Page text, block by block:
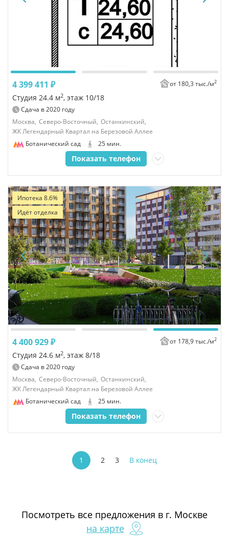
4 399 411 ₽ от 180,3 тыс./м2
Студия 24.4 м2, этаж 10/18
Сдача в2020 году
Москва, Северо-Восточный, Останкинский,
ЖК Легендарный Квартал на Березовой Аллее
Ботанический сад
25 мин.
Показать телефон
Ипотека 8.6%
Идёт отделка
4 400 929 ₽ от 178,9 тыс./м2
Студия 24.6 м2, этаж 8/18
Сдача в2020 году
Москва, Северо-Восточный, Останкинский,
ЖК Легендарный Квартал на Березовой Аллее
Ботанический сад
25 мин.
Показать телефон
1 2 3 В конец
Посмотреть все предложения в г. Москве
на карте